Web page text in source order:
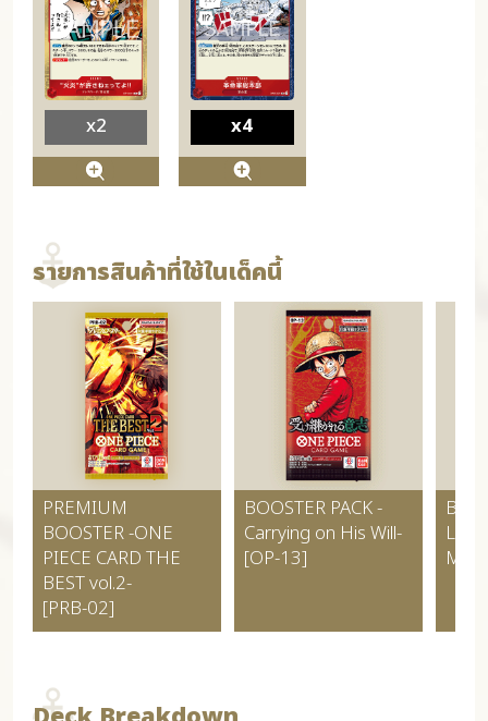
x2 x4
รายการสินค้าที่ใช้ในเด็คนี้
PREMIUM
BOOSTER-ONE
PIECE CARD THE
BEST vol.2-
[PRB-02]
BOOSTER PACK-
Carrying on His Will-
[OP-13]